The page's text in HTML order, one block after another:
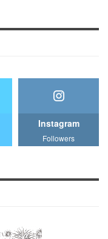
Instagram
Followers